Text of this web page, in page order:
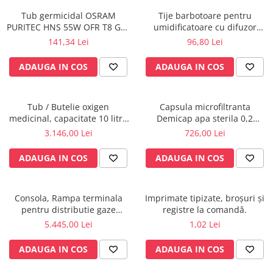
Electrochirurgie
Manere pentru electrocautere
Cabluri pentru pensele bipolare
Cabluri conectare electrozi neutri
Electrozi neutri
Radiocautere
Aspiratoare de fum
Criocautere
Consumabile medicale si Accesorii
Hartie
Accesorii pentru perfuzie
Geluri
Filtre antibacteriene si antivirale
Tub germicidal OSRAM
PURITEC HNS 55W OFR T8 G13
UVC pentru lampa bactericida
aer
141,34 Lei
ADAUGA IN COS
Tije barbotoare pentru
umidificatoare cu difuzor
oxigen, set x 10 buc.
96,80 Lei
ADAUGA IN COS
Tub / Butelie oxigen
medicinal, capacitate 10 litri,
cu Regulator MediVital - GCE
3.146,00 Lei
ADAUGA IN COS
Capsula microfiltranta
Demicap apa sterila 0,2
microni 60 cicluri cu gat gros
726,00 Lei
ADAUGA IN COS
Consola, Rampa terminala
pentru distributie gaze
medicale si circuite electrice
5.445,00 Lei
ADAUGA IN COS
Imprimate tipizate, broșuri și
registre la comandă.
1,02 Lei
ADAUGA IN COS